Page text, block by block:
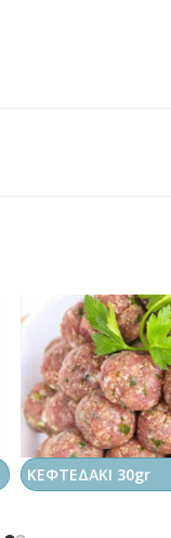
ΚΕΦΤΕΔΑΚΙ 30gr